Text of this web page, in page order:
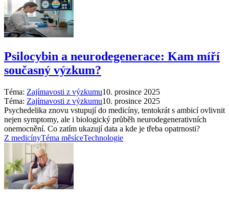
Psilocybin a neurodegenerace: Kam míří
současný výzkum?
Téma: Zajímavosti z výzkumu10. prosince 2025
Téma: Zajímavosti z výzkumu10. prosince 2025
Psychedelika znovu vstupují do medicíny, tentokrát s ambicí ovlivnit
nejen symptomy, ale i biologický průběh neurodegenerativních
onemocnění. Co zatím ukazují data a kde je třeba opatrnosti?
Z medicínyTéma měsíceTechnologie